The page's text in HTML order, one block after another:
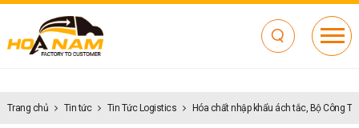
Trang chủ Tin tức Tin Tức Logistics Hóa chất nhập khẩu ách tắc, Bộ Công